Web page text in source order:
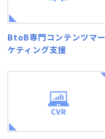
BtoB専門コンテンツマー
ケティング支援